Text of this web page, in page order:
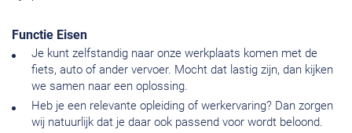
Functie Eisen
Je kunt zelfstandig naar onze werkplaats komen met de
fiets, auto of ander vervoer. Mocht dat lastig zijn, dan kijken
we samen naar een oplossing.
Heb je een relevante opleiding of werkervaring? Dan zorgen
wij natuurlijk dat je daar ook passend voor wordt beloond.